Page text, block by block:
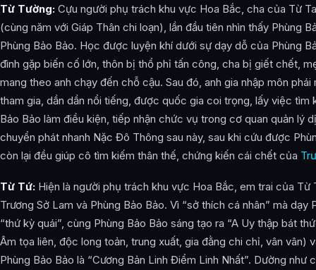
Từ Tường: Cựu người phụ trách khu vực Hoa Bắc, cha của Từ
(cùng năm với Giáp Thân chi loạn), lần đầu tiên nhìn thấy Phùng
Phùng Bảo Bảo. Học được luyện khí dưới sự dạy dỗ của Phùng
đình gặp biến cố lớn, thôn bị thổ phỉ tấn công, cha bị giết chết,
mang theo anh chạy đến chỗ cậu. Sau đó, anh gia nhập môn
tham gia, dần dần nổi tiếng, được quốc gia coi trọng, lấy việc tìm
Bảo Bảo làm điều kiện, tiếp nhận chức vụ trong cơ quan quản lý
chuyển phát nhanh Nặc Đô Thông sau này, sau khi cứu được
còn lại đều giúp cô tìm kiếm thân thế, chứng kiến cái chết của
Từ Tứ: Hiện là người phụ trách khu vực Hoa Bắc, em trai của
Trương Sở Lam và Phùng Bảo Bảo. Vì “sở thích cá nhân” mà dạy
“thứ kỳ quái”, cùng Phùng Bảo Bảo sáng tạo ra “A Uy thập bát
Âm tọa liên, độc long toản, trung xuất, gia đằng chi chỉ, vân vân)
Phùng Bảo Bảo là “Cương Bản Linh Điểm Linh Nhất”. Dường như